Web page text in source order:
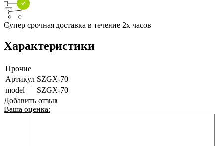
Супер срочная доставка в течение 2х часов
Характеристики
Прочие
Артикул SZGX-70
model
SZGX-70
Добавить отзыв
Ваша оценка: